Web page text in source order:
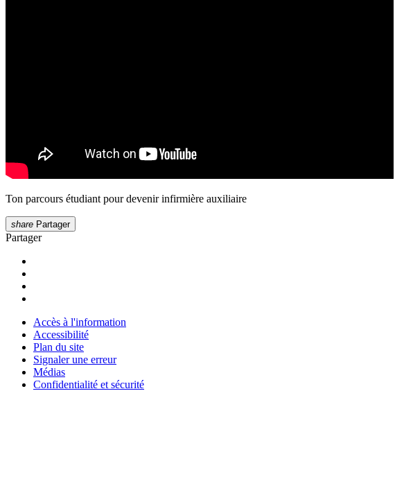
Ton parcours étudiant pour devenir infirmière auxiliaire
share Partager
Partager
Accès à l'information
Accessibilité
Plan du site
Signaler une erreur
Médias
Confidentialité et sécurité